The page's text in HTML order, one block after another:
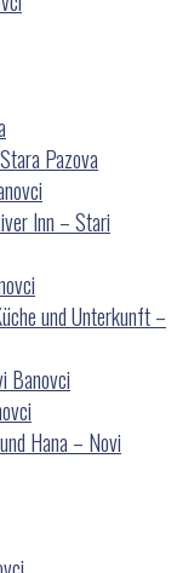
Pazova
Inn – Stari
und Unterkunft –
Banovci
Hana – Novi